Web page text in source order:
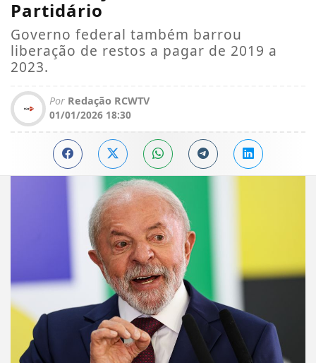
Partidário
Governo federal também barrou
liberação de restos a pagar de 2019 a
2023.
Por Redação RCWTV
01/01/2026 18:30